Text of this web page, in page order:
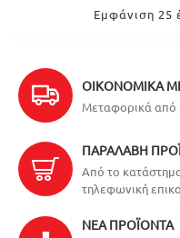
Εμφάνιση 25
ΟΙΚΟΝΟΜΙΚΆ
Μεταφορικά από
ΠΑΡΑΛΑΒΉ
Από το
τηλεφωνική
ΝΈΑ ΠΡΟΪΌΝΤΑ